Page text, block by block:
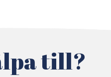
till?